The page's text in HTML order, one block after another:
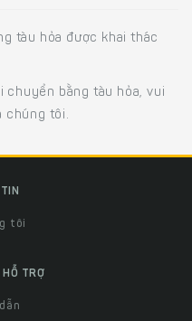
tàu hỏa được khai thác
bằng tàu hỏa, vui
chúng tôi.
tôi
TRỢ